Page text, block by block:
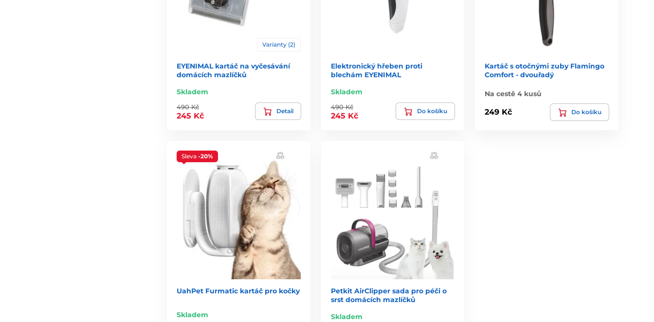
Varianty (2)
EYENIMAL kartáč na vyčesávání
domácích mazlíčků
Skladem
490 Kč
245 Kč
Detail
Elektronický hřeben proti
blechám EYENIMAL
Skladem
490 Kč
245 Kč
Do košíku
Kartáč s otočnými zuby Flamingo
Comfort - dvouřadý
Na cestě 4 kusů
249 Kč Do košíku
Sleva -20%
UahPet Furmatic kartáč pro kočky
Skladem
Petkit AirClipper sada pro péči o
srst domácích mazlíčků
Skladem